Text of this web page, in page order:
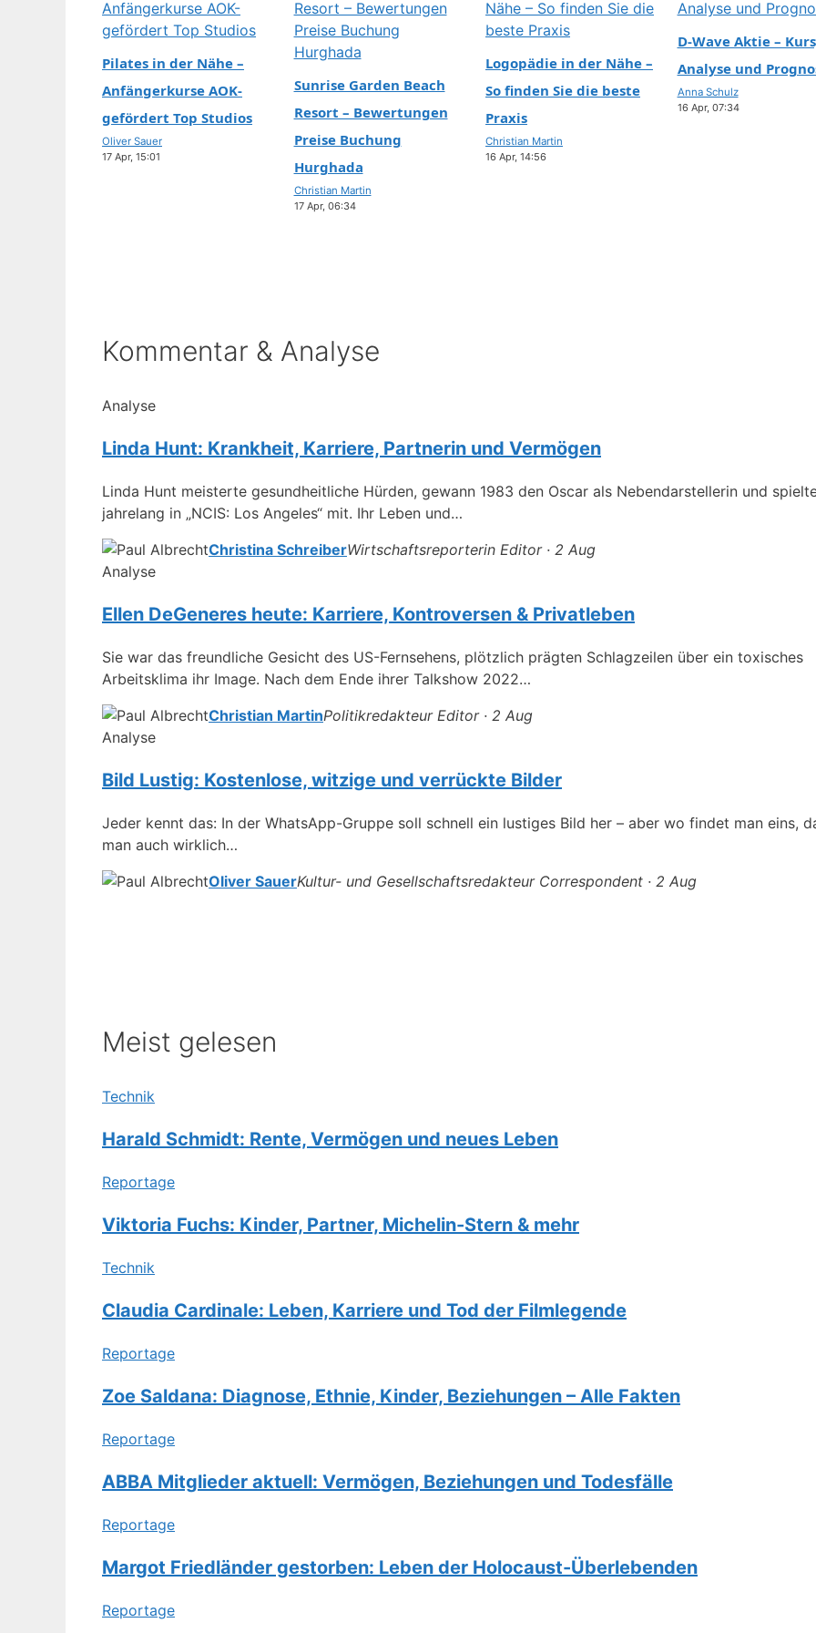
jahrelang in „NCIS: Los Angeles“ mit. Ihr Leben und ihre
Karriere werfen viele Fragen auf – wir beantworten sie
mit geprüften Fakten. Alter: 79 Jahre (Stand 2024) Oscar-
Gewinn: Beste Nebendarstellerin 1983 Körpergröße:
1,45 m Bekannte Rolle: Henrietta Lange in NCIS: Los
Angeles Steckbrief…
2 Aug, 14:36
TECHNIK
30 JUL, 19:23
TECHNIK
Pilates in der Nähe –
Anfängerkurse AOK-
gefördert Top Studios
Oliver Sauer
17 Apr, 15:01
Sunrise Garden Beach
Resort – Bewertungen
Preise Buchung
Hurghada
Christian Martin
17 Apr, 06:34
Logopädie in der Nähe –
So finden Sie die beste
Praxis
Christian Martin
16 Apr, 14:56
D-Wave Aktie –
Analyse und
Anna Schulz
16 Apr, 07:34
Kommentar & Analyse
Analyse
Linda Hunt: Krankheit, Karriere, Partnerin und Vermögen
Linda Hunt meisterte gesundheitliche Hürden, gewann 1983 den Oscar als Nebendarstellerin und
jahrelang in „NCIS: Los Angeles“ mit. Ihr Leben und…
Christina SchreiberWirtschaftsreporterin Editor · 2 Aug
Analyse
Ellen DeGeneres heute: Karriere, Kontroversen & Privatleben
Sie war das freundliche Gesicht des US-Fernsehens, plötzlich prägten Schlagzeilen über ein toxisches
Arbeitsklima ihr Image. Nach dem Ende ihrer Talkshow 2022…
Christian MartinPolitikredakteur Editor · 2 Aug
Analyse
Bild Lustig: Kostenlose, witzige und verrückte Bilder
Jeder kennt das: In der WhatsApp-Gruppe soll schnell ein lustiges Bild her – aber wo findet man eins,
man auch wirklich…
Oliver SauerKultur- und Gesellschaftsredakteur Correspondent · 2 Aug
Meist gelesen
Technik
Harald Schmidt: Rente, Vermögen und neues Leben
Reportage
Viktoria Fuchs: Kinder, Partner, Michelin-Stern & mehr
Technik
Claudia Cardinale: Leben, Karriere und Tod der Filmlegende
Reportage
Zoe Saldana: Diagnose, Ethnie, Kinder, Beziehungen – Alle Fakten
Reportage
ABBA Mitglieder aktuell: Vermögen, Beziehungen und Todesfälle
Reportage
Margot Friedländer gestorben: Leben der Holocaust-Überlebenden
Reportage